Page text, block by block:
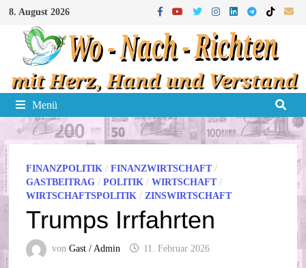
Zum
Inhalt
springen
8. August 2026
Menü
FINANZPOLITIK /FINANZWIRTSCHAFT/
GASTBEITRAG /POLITIK /WIRTSCHAFT/
WIRTSCHAFTSPOLITIK /ZINSWIRTSCHAFT
Trumps Irrfahrten
vonGast / Admin 11. Februar 2026